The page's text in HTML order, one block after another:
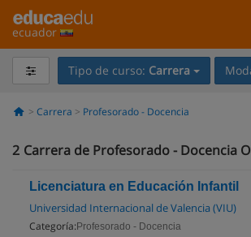
ecuador
Tipo de curso: Carrera
Carrera Profesorado - Docencia
2 Carrera de Profesorado - Docencia
Licenciatura en Educación Infantil
Universidad Internacional de Valencia (VIU)
Categoría: Profesorado - Docencia